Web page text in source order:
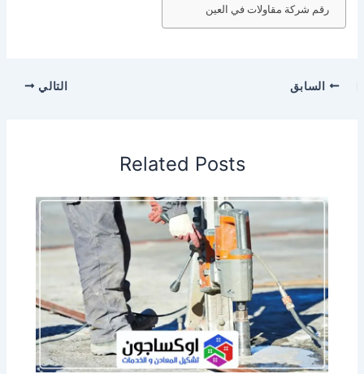
رقم شركة مقاولات في العين
السابق التالي
Related Posts